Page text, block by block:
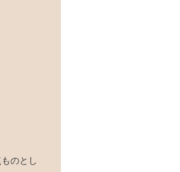
のとし